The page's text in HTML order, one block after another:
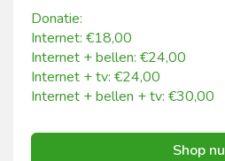
Donatie:
Internet: €18,00
Internet + bellen: €24,00
Internet + tv: €24,00
Internet + bellen + tv: €30,00
Shop nu